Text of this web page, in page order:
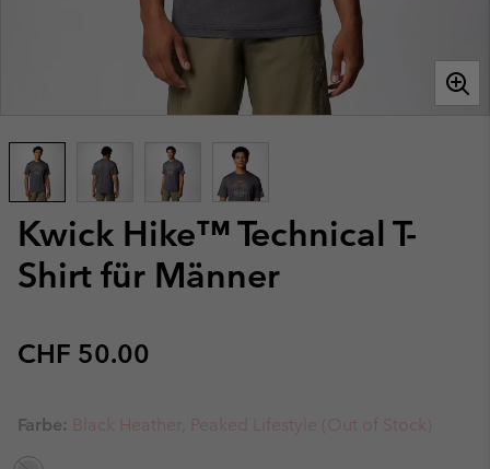
Kwick Hike™ Technical T-
Shirt für Männer
Regular price:
CHF 50.00
Farbe: Black Heather, Peaked Lifestyle (Out of Stock)